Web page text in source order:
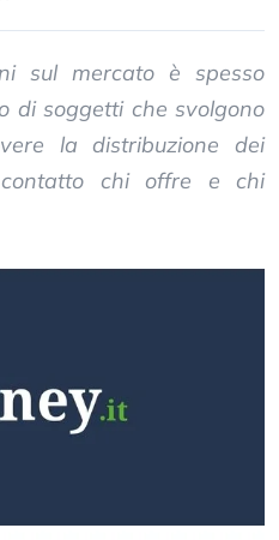
sul mercato è spesso
di soggetti che svolgono
la distribuzione dei
chi offre e chi